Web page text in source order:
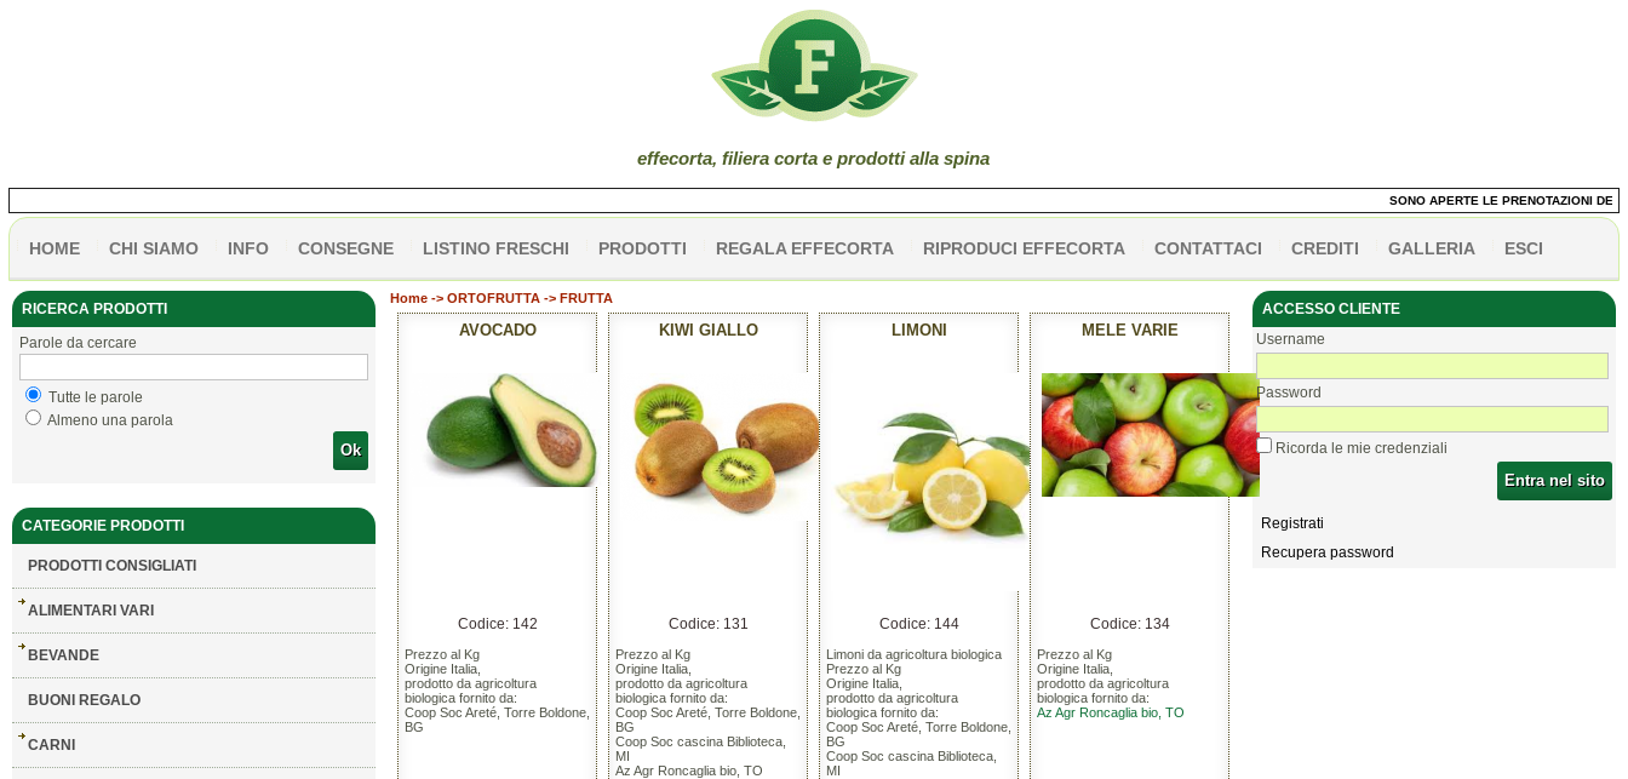
effecorta, filiera corta e prodotti alla spina
SONO APERTE LE PRENOTAZIONI DEI
HOME CHI SIAMO INFO CONSEGNE LISTINO FRESCHI PRODOTTI REGALA EFFECORTA RIPRODUCI EFFECORTA CONTATTACI CREDITI GALLERIA ESCI
RICERCA PRODOTTI
Parole da cercare
Tutte le parole
Almeno una parola
Ok
CATEGORIE PRODOTTI
PRODOTTI CONSIGLIATI
ALIMENTARI VARI
BEVANDE
BUONI REGALO
CARNI
Home-> ORTOFRUTTA -> FRUTTA
AVOCADO
Codice: 142
Prezzo al Kg
Origine Italia,
prodotto da agricoltura
biologica fornito da:
Coop Soc Areté, Torre Boldone,
BG
KIWI GIALLO
Codice: 131
Prezzo al Kg
Origine Italia,
prodotto da agricoltura
biologica fornito da:
Coop Soc Areté, Torre Boldone,
BG
Coop Soc cascina Biblioteca,
MI
Az Agr Roncaglia bio, TO
LIMONI
Codice: 144
Limoni da agricoltura biologica
Prezzo al Kg
Origine Italia,
prodotto da agricoltura
biologica fornito da:
Coop Soc Areté, Torre Boldone,
BG
Coop Soc cascina Biblioteca,
MI
MELE VARIE
Codice: 134
Prezzo al Kg
Origine Italia,
prodotto da agricoltura
biologica fornito da:
Az Agr Roncaglia bio, TO
ACCESSO CLIENTE
Username
Password
Ricorda le mie credenziali
Entra nel sito
Registrati
Recupera password